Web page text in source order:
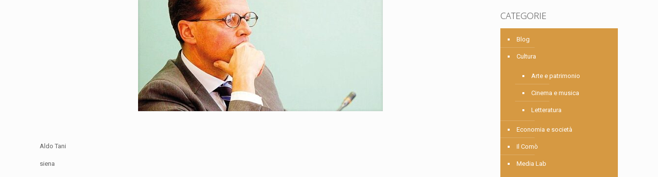
Aldo Tani
siena
CATEGORIE
Blog
Cultura
Arte e patrimonio
Cinema e musica
Letteratura
Economia e società
Il Comò
Media Lab